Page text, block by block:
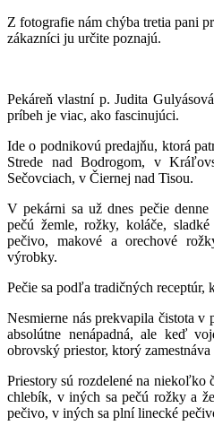
Z fotografie nám chýba tretia pani
zákazníci ju určite poznajú.
Pekáreň vlastní p. Judita
príbeh je viac, ako fascinujúci.
Ide o podnikovú predajňu, ktorá
Strede nad Bodrogom, v
Sečovciach, v Čiernej nad Tisou.
V pekárni sa už dnes pečie
pečú žemle, rožky, koláče,
pečivo, makové a orechové
výrobky.
Pečie sa podľa tradičných receptúr,
Nesmierne nás prekvapila čistota
absolútne nenápadná, ale keď
obrovský priestor, ktorý zamestnáva
Priestory sú rozdelené na niekoľko
chlebík, v iných sa pečú rožky a
pečivo, v iných sa plní linecké